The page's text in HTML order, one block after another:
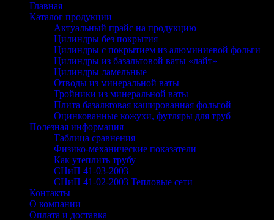
Главная
Каталог продукции
Актуальный прайс на продукцию
Цилиндры без покрытия
Цилиндры с покрытием из алюминиевой фольги
Цилиндры из базальтовой ваты «лайт»
Цилиндры ламельные
Отводы из минеральной ваты
Тройники из минеральной ваты
Плита базальтовая кашированная фольгой
Оцинкованные кожухи, футляры для труб
Полезная информация
Таблица сравнения
Физико-механические показатели
Как утеплить трубу
СНиП 41-03-2003
СНиП 41-02-2003 Тепловые сети
Контакты
О компании
Оплата и доставка